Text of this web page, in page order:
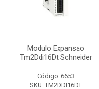
Modulo Expansao
Tm2Ddi16Dt Schneider
Código: 6653
SKU: TM2DDI16DT